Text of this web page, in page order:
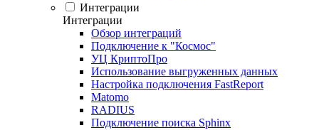
Интеграции
Интеграции
Обзор интеграций
Подключение к "Космос"
УЦ КриптоПро
Использование выгруженных данных
Настройка подключения FastReport
Matomo
RADIUS
Подключение поиска Sphinx